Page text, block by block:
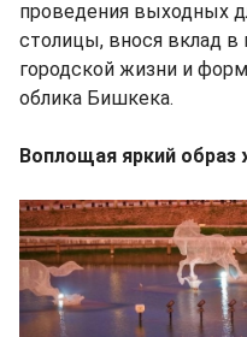
проведения выходных
столицы, внося вклад
городской жизни и
облика Бишкека.
Воплощая яркий